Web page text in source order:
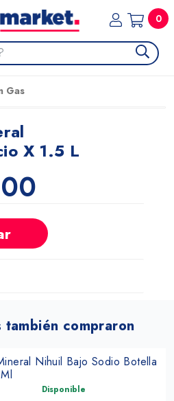
0
Gas
X 1.5 L
compraron
Nihuil Bajo Sodio Botella
Disponible